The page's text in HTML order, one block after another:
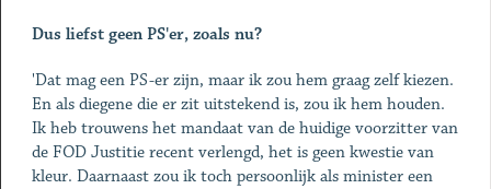
Dus liefst geen PS'er, zoals nu?
'Dat mag een PS-er zijn, maar ik zou hem graag zelf kiezen.
En als diegene die er zit uitstekend is, zou ik hem houden.
Ik heb trouwens het mandaat van de huidige voorzitter van
de FOD Justitie recent verlengd, het is geen kwestie van
kleur. Daarnaast zou ik toch persoonlijk als minister een